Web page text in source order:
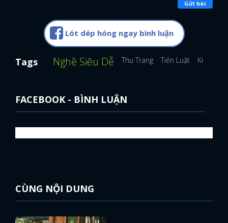
Gửi bài
Lót dép hóng ngay bình luận
Tags Nghề Siêu Dễ Thu Trang Tiến Luật Kiều
FACEBOOK - BÌNH LUẬN
CÙNG NỘI DUNG